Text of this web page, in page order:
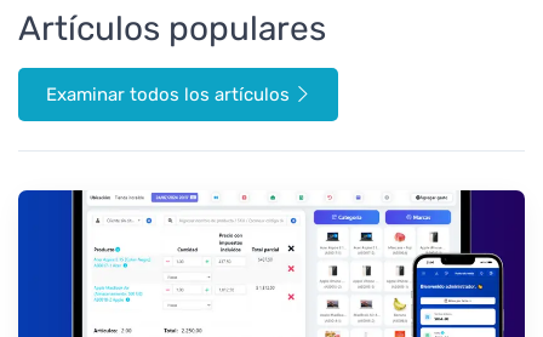
Artículos populares
Examinar todos los artículos